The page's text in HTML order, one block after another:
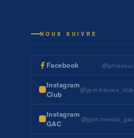
NOUS SUIVRE
Facebook @grtrevoux
Instagram
Club
@gym.trevoux_club
Instagram
GAC
@gym.trevoux_gac